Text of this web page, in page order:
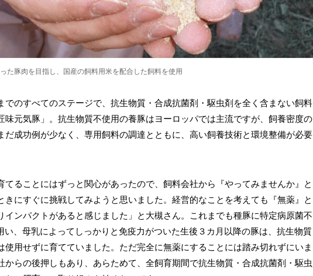
た豚肉を目指し、国産の飼料用米を配合した飼料を使用
でのすべてのステージで、抗生物質・合成抗菌剤・駆虫剤を全く含まない飼料
味元気豚」。抗生物質不使用の養豚はヨーロッパでは主流ですが、飼養密度の
だ成功例が少なく、専用飼料の調達とともに、高い飼養技術と環境整備が必要
てることにはずっと関心があったので、飼料会社から『やってみませんか』と
きにすぐに挑戦してみようと思いました。経営的なことを考えても『無薬』と
インパクトがあると感じました」と大槻さん。これまでも種豚に特定病原菌不
い、母乳によってしっかりと免疫力がついた生後３カ月以降の豚は、抗生物質
使用せずに育てていました。ただ完全に無薬にすることには踏み切れずにいま
からの後押しもあり、あらためて、全飼育期間で抗生物質・合成抗菌剤・駆虫